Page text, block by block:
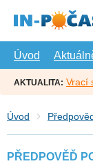
hlavní
Úvod
AKTUALITA: Vrací
Úvod
PŘEDPOVĚĎ